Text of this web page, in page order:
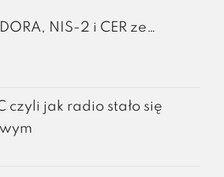
NIS-2 i CER ze…
czyli jak radio stało się